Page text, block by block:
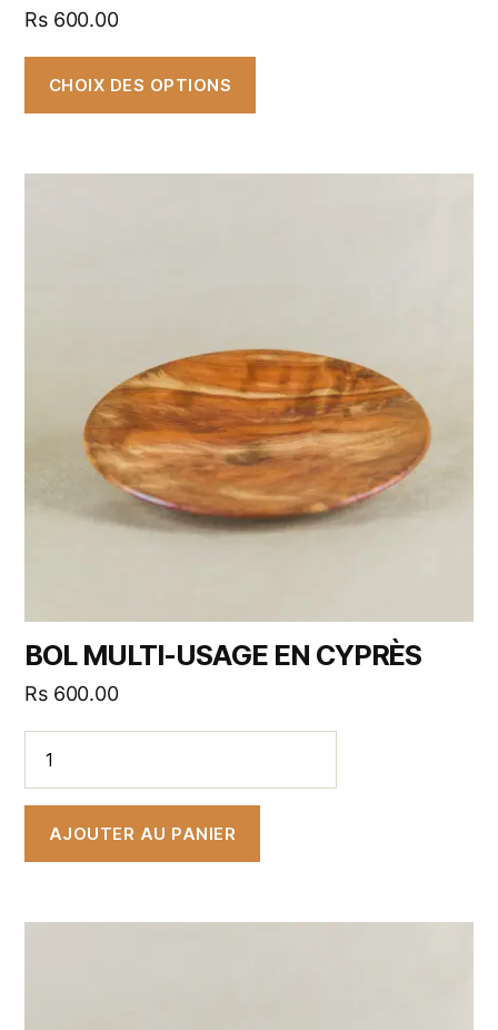
Rs 600.00
CHOIX DES OPTIONS
BOL MULTI-USAGE EN CYPRÈS
Rs 600.00
AJOUTER AU PANIER